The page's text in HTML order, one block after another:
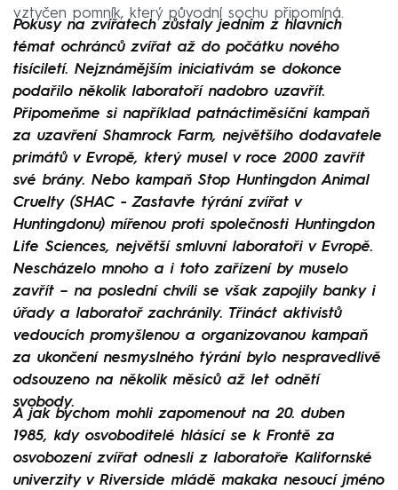
vztyčen pomník, který původní sochu připomíná.
Pokusy na zvířatech zůstaly jedním z hlavních
témat ochránců zvířat až do počátku nového
tisíciletí. Nejznámějším iniciativám se dokonce
podařilo několik laboratoří nadobro uzavřít.
Připomeňme si například patnáctiměsíční kampaň
za uzavření Shamrock Farm, největšího dodavatele
primátů v Evropě, který musel v roce 2000 zavřít
své brány. Nebo kampaň Stop Huntingdon Animal
Cruelty (SHAC - Zastavte týrání zvířat v
Huntingdonu) mířenou proti společnosti Huntingdon
Life Sciences, největší smluvní laboratoři v Evropě.
Nescházelo mnoho a i toto zařízení by muselo
zavřít – na poslední chvíli se však zapojily banky i
úřady a laboratoř zachránily. Třináct aktivistů
vedoucích promyšlenou a organizovanou kampaň
za ukončení nesmyslného týrání bylo nespravedlivě
odsouzeno na několik měsíců až let odnětí
svobody.
A jak bychom mohli zapomenout na 20. duben
1985, kdy osvoboditelé hlásící se k Frontě za
osvobození zvířat odnesli z laboratoře Kalifornské
univerzity v Riverside mládě makaka nesoucí jméno